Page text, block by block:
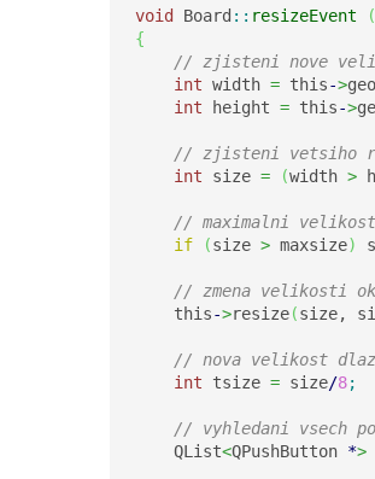
void Board :: resizeEvent (
{
// zjisteni nove
int width = this->
int height = this->
// zjisteni vetsiho
int size = (width >
// maximalni
if
(size > maxsize)
// zmena velikosti
    this
->resize(size,
// nova velikost
int tsize = size/8;
// vyhledani vsech
    QList
<QPushButton *>